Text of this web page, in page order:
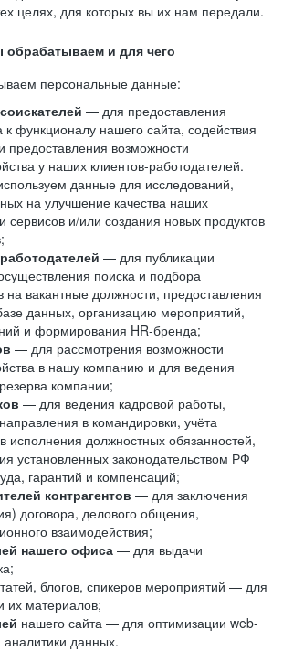
целях, для которых вы их нам передали.
и для чего
персональные данные:
— для предоставления
к функционалу нашего сайта, содействия
предоставления возможности
у наших клиентов-работодателей.
данные для исследований,
на улучшение качества наших
сервисов и/или создания новых продуктов
— для публикации
поиска и подбора
на вакантные должности, предоставления
данных, организацию мероприятий,
и формирования HR-бренда;
— для рассмотрения возможности
в нашу компанию и для ведения
компании;
— для ведения кадровой работы,
в командировки, учёта
исполнения должностных обязанностей,
установленных законодательством РФ
гарантий и компенсаций;
контрагентов — для заключения
договора, делового общения,
взаимодействия;
нашего офиса — для выдачи
блогов, спикеров мероприятий — для
их материалов;
нашего сайта — для оптимизации web-
аналитики данных.